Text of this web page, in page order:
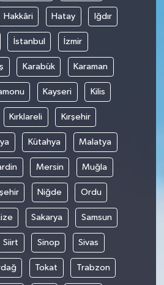
Hakkâri Hatay Iğdır
İstanbul İzmir
Karabük Karaman
Kayseri Kilis
Kırklareli Kırşehir
Kütahya Malatya
Mersin Muğla
Niğde Ordu
Sakarya Samsun
Siirt Sinop Sivas
Tokat Trabzon